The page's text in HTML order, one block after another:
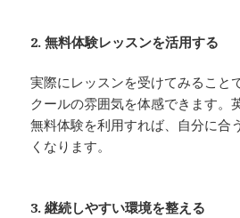
2. 無料体験レッスンを活用する
実際にレッスンを受けてみること
クールの雰囲気を体感できます。
無料体験を利用すれば、自分に合
くなります。
3. 継続しやすい環境を整える